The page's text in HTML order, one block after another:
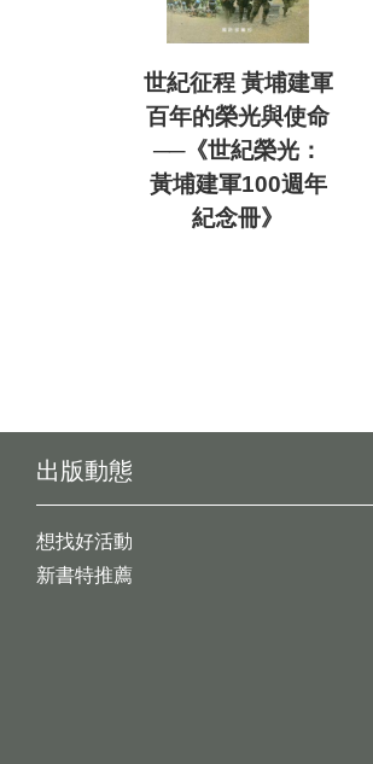
世紀征程 黃埔建軍
百年的榮光與使命
──《世紀榮光：
黃埔建軍100週年
紀念冊》
出版動態
想找好活動
新書特推薦